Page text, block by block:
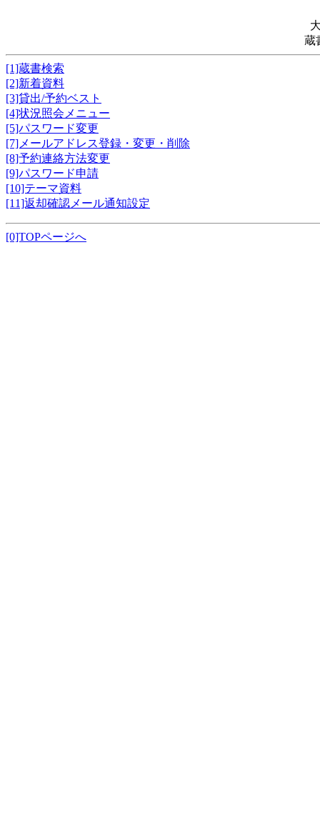
蔵
[1]蔵書検索
[2]新着資料
[3]貸出/予約ベスト
[4]状況照会メニュー
[5]パスワード変更
[7]メールアドレス登録・変更・削除
[8]予約連絡方法変更
[9]パスワード申請
[10]テーマ資料
[11]返却確認メール通知設定
[0]TOPページへ